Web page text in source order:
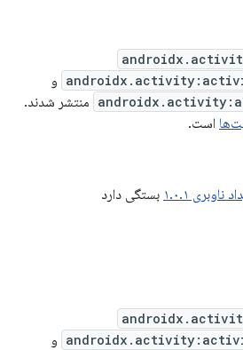
و
منتشر شدند.
است.
ناوبری ۱.۰.۱ بستگی دارد
و